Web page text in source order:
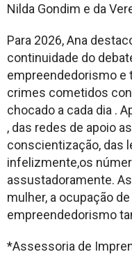
Nilda Gondim e da
Para 2026, Ana
continuidade do
empreendedorismo e
crimes cometidos
chocado a cada dia .
, das redes de apoio
conscientização, das
infelizmente,os
assustadoramente.
mulher, a ocupação
empreendedorismo
*Assessoria de